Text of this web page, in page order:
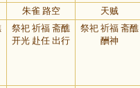
朱雀 路空 天贼
祭祀 祈福 斋醮
开光 赴任 出行
祭祀 祈福 斋醮
酬神